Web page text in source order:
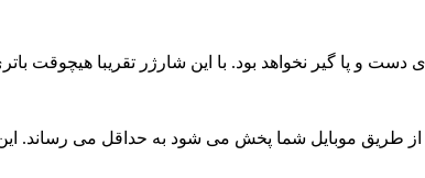
و پا گیر نخواهد بود. با این شارژر تقریبا هیچوقت
طریق موبایل شما پخش می شود به حداقل می رساند.